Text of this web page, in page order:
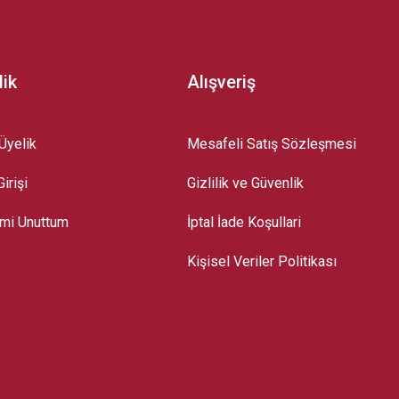
Unuttum
Alışveriş
Mesafeli Satış Sözleşmesi
Gizlilik ve Güvenlik
İptal İade Koşullari
Kişisel Veriler Politikası